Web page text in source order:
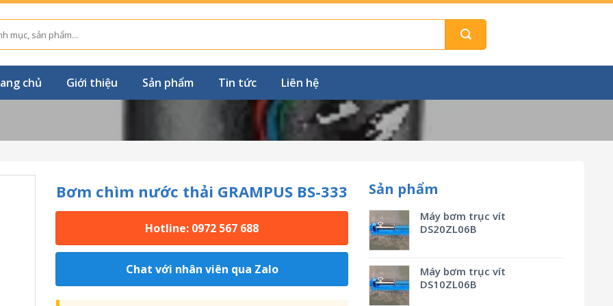
chủ Giới thiệu Sản phẩm Tin tức Liên hệ
Sản phẩm
Máy bơm trục vít
DS20ZL06B
Máy bơm trục vít
DS10ZL06B
Bơm chìm nước thải GRAMPUS BS-333
Hotline: 0972 567 688
Chat với nhân viên qua Zalo